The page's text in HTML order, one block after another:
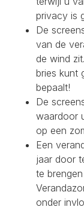
privacy is
De
van de
de wind
bries kunt
bepaalt!
De
waardoor
op een
Een
jaar door
te
onder